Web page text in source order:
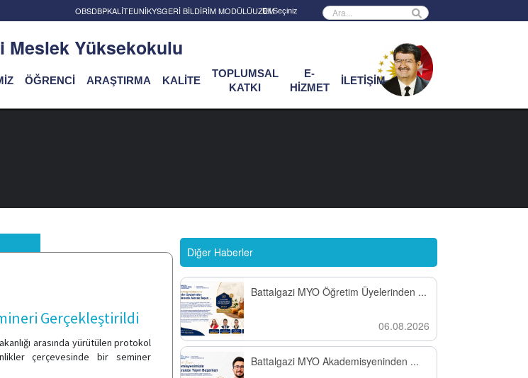
OBSDBPKALİTEUNİKYSGERİ BİLDİRİM MODÜLÜUZEM Powered by
Meslek Yüksekokulu
ÖĞRENCİ ARAŞTIRMA KALİTE
TOPLUMSAL
KATKI
E-
HİZMET
İLETİŞİM
Gerçekleştirildi
arasında yürütülen protokol
çerçevesinde bir seminer
Diğer Haberler
Battalgazi MYO Öğretim Üyelerinden ...
06.08.2026
Battalgazi MYO Akademisyeninden ...